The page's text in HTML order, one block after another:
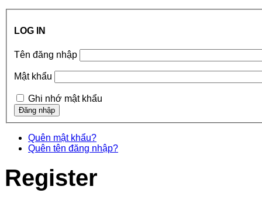
LOG IN
Tên đăng nhập
Mật khẩu
Ghi nhớ mật khẩu
Quên mật khẩu?
Quên tên đăng nhập?
Register